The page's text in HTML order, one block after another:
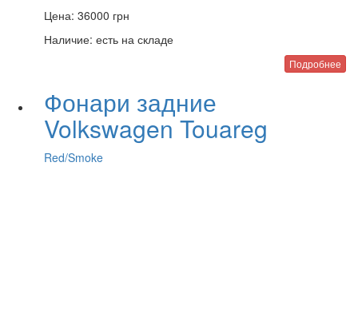
Цена: 36000 грн
Наличие: есть на складе
Подробнее
Фонари задние
Volkswagen Touareg
Red/Smoke